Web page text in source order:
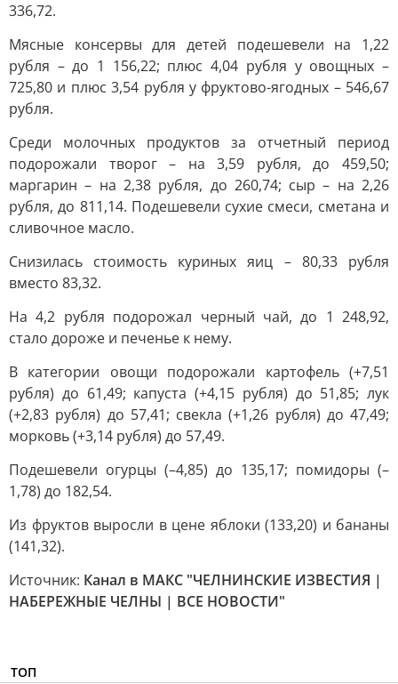
336,72.
Мясные консервы для детей подешевели на 1,22
рубля – до 1 156,22; плюс 4,04 рубля у овощных –
725,80 и плюс 3,54 рубля у фруктово-ягодных – 546,67
рубля.
Среди молочных продуктов за отчетный период
подорожали творог – на 3,59 рубля, до 459,50;
маргарин – на 2,38 рубля, до 260,74; сыр – на 2,26
рубля, до 811,14. Подешевели сухие смеси, сметана и
сливочное масло.
Снизилась стоимость куриных яиц – 80,33 рубля
вместо 83,32.
На 4,2 рубля подорожал черный чай, до 1 248,92,
стало дороже и печенье к нему.
В категории овощи подорожали картофель (+7,51
рубля) до 61,49; капуста (+4,15 рубля) до 51,85; лук
(+2,83 рубля) до 57,41; свекла (+1,26 рубля) до 47,49;
морковь (+3,14 рубля) до 57,49.
Подешевели огурцы (–4,85) до 135,17; помидоры (–
1,78) до 182,54.
Из фруктов выросли в цене яблоки (133,20) и бананы
(141,32).
Источник: Канал в МАКС "ЧЕЛНИНСКИЕ ИЗВЕСТИЯ |
НАБЕРЕЖНЫЕ ЧЕЛНЫ | ВСЕ НОВОСТИ"
ТОП